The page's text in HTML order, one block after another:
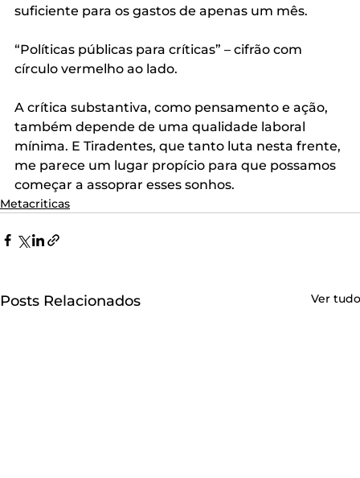
suficiente para os gastos de apenas um mês.
“Políticas públicas para críticas” – cifrão com
círculo vermelho ao lado.
A crítica substantiva, como pensamento e ação,
também depende de uma qualidade laboral
mínima. E Tiradentes, que tanto luta nesta frente,
me parece um lugar propício para que possamos
começar a assoprar esses sonhos.
Metacriticas
Posts Relacionados Ver tudo